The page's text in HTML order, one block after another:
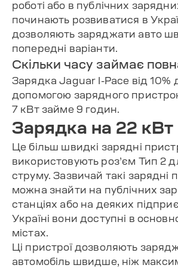
роботі або в публічних
починають розвиватися в
дозволяють заряджати авто
попередні варіанти.
Скільки часу займає
Зарядка Jaguar I-Pace від 10%
допомогою зарядного
7 кВт займе 9 годин.
Зарядка на 22 кВт
Це більш швидкі зарядні
використовують роз’єм Тип 2
струму. Зазвичай такі зарядні
можна знайти на публічних
станціях або на деяких
Україні вони доступні в
містах.
Ці пристрої дозволяють
автомобіль швидше, ніж